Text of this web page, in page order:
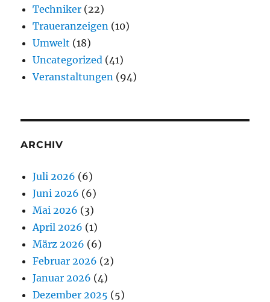
Techniker (22)
Traueranzeigen (10)
Umwelt (18)
Uncategorized (41)
Veranstaltungen (94)
ARCHIV
Juli 2026 (6)
Juni 2026 (6)
Mai 2026 (3)
April 2026 (1)
März 2026 (6)
Februar 2026 (2)
Januar 2026 (4)
Dezember 2025 (5)